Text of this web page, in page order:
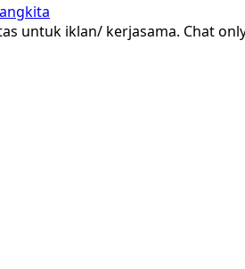
untuk iklan/ kerjasama. Chat